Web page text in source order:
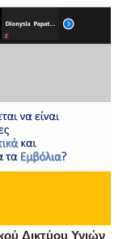
Δικτύου Υγιών